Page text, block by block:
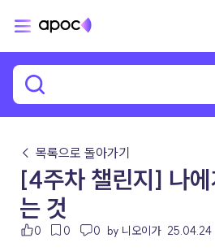
← 목록으로 돌아가기
[4주차 챌린지] 나
는 것
0 0 0 by 니오이가 25.04.24